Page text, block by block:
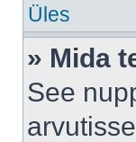
Üles
» Mida
See